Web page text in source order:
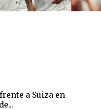
a Suiza en